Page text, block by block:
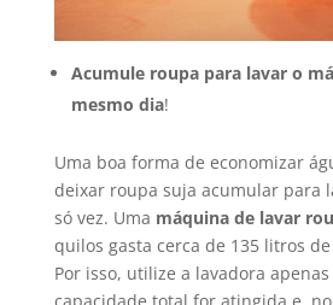
Acumule roupa para lavar o
mesmo dia!
Uma boa forma de economizar
deixar roupa suja acumular para
só vez. Uma máquina de lavar
quilos gasta cerca de 135 litros
Por isso, utilize a lavadora